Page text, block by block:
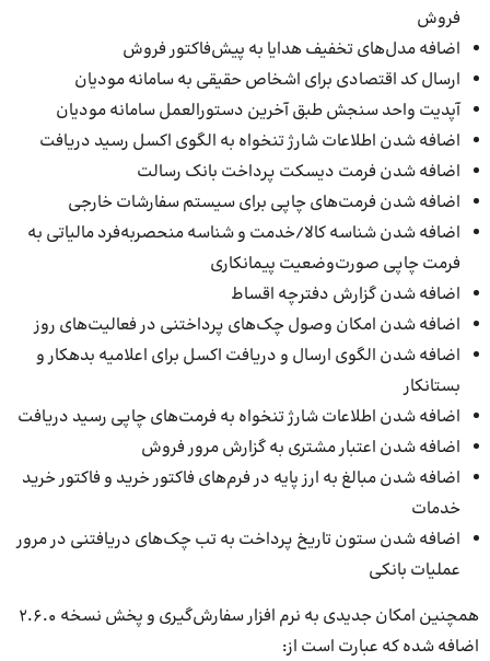
فروش
اضافه مدل‌های تخفیف هدایا به پیش‌فاکتور فروش
ارسال کد اقتصادی برای اشخاص حقیقی به سامانه مودیان
آپدیت واحد سنجش طبق آخرین دستورالعمل سامانه مودیان
اضافه شدن اطلاعات شارژ تنخواه به الگوی اکسل رسید دریافت
اضافه شدن فرمت دیسکت پرداخت بانک رسالت
اضافه شدن فرمت‌های چاپی برای سیستم سفارشات خارجی
اضافه شدن شناسه کالا/خدمت و شناسه منحصربه‌فرد مالیاتی به
فرمت چاپی صورت‌وضعیت پیمانکاری
اضافه شدن گزارش دفترچه اقساط
اضافه شدن امکان وصول چک‌های پرداختنی در فعالیت‌های روز
اضافه شدن الگوی ارسال و دریافت اکسل برای اعلامیه بدهکار و
بستانکار
اضافه شدن اطلاعات شارژ تنخواه به فرمت‌های چاپی رسید دریافت
اضافه شدن اعتبار مشتری به گزارش مرور فروش
اضافه شدن مبالغ به ارز پایه در فرم‌های فاکتور خرید و فاکتور خرید
خدمات
اضافه شدن ستون تاریخ پرداخت به تب چک‌های دریافتنی در مرور
عملیات بانکی
همچنین امکان جدیدی به نرم افزار سفارش‌گیری و پخش نسخه 2.6.0
اضافه شده که عبارت است از: